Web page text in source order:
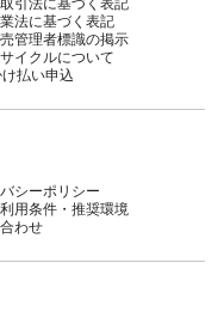
引法に基づく表記
法に基づく表記
管理者標識の掲示
イクルについて
け払い申込
シーポリシー
用条件・推奨環境
わせ